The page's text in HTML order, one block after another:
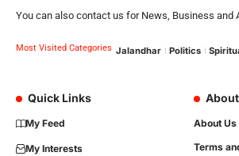
You can also contact us for News, Business and
Most Visited Categories Jalandhar Politics
Quick Links
My Feed
My Interests
About Us
Terms